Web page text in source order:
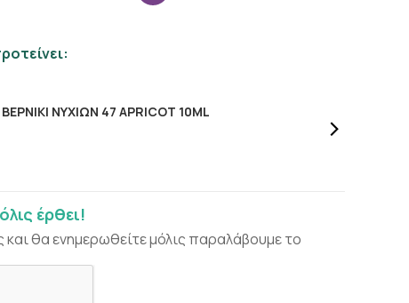
KORRES ΒΕΡΝΙΚΙ ΝΥΧΙΩΝ 47 APRICOT 10ML
έρθει!
θα ενημερωθείτε μόλις παραλάβουμε το